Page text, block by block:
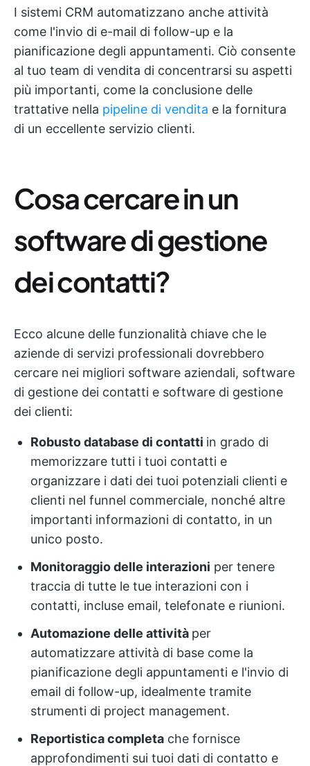
I sistemi CRM automatizzano anche attività
come l'invio di e-mail di follow-up e la
pianificazione degli appuntamenti. Ciò consente
al tuo team di vendita di concentrarsi su aspetti
più importanti, come la conclusione delle
trattative nella pipeline di vendita e la fornitura
di un eccellente servizio clienti.
Cosa cercare in un
software di gestione
dei contatti?
Ecco alcune delle funzionalità chiave che le
aziende di servizi professionali dovrebbero
cercare nei migliori software aziendali, software
di gestione dei contatti e software di gestione
dei clienti:
Robusto database di contatti in grado di
memorizzare tutti i tuoi contatti e
organizzare i dati dei tuoi potenziali clienti e
clienti nel funnel commerciale, nonché altre
importanti informazioni di contatto, in un
unico posto.
Monitoraggio delle interazioni per tenere
traccia di tutte le tue interazioni con i
contatti, incluse email, telefonate e riunioni.
Automazione delle attività per
automatizzare attività di base come la
pianificazione degli appuntamenti e l'invio di
email di follow-up, idealmente tramite
strumenti di project management.
Reportistica completa che fornisce
approfondimenti sui tuoi dati di contatto e